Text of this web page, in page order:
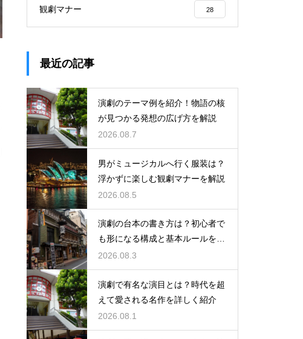
観劇マナー 28
最近の記事
演劇のテーマ例を紹介！物語の核
が見つかる発想の広げ方を解説
2026.08.7
男がミュージカルへ行く服装は？
浮かずに楽しむ観劇マナーを解説
2026.08.5
演劇の台本の書き方は？初心者で
も形になる構成と基本ルールを解
説
2026.08.3
演劇で有名な演目とは？時代を超
えて愛される名作を詳しく紹介
2026.08.1